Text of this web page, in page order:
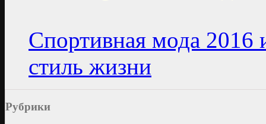
Спортивная мода 2016
стиль жизни
Рубрики